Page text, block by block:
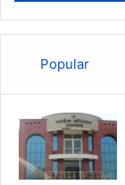
Popular